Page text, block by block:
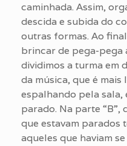
caminhada. Assim,
descida e subida do
outras formas. Ao
brincar de pega-pega
dividimos a turma em
da música, que é
espalhando pela
parado. Na parte “B”,
que estavam parados
aqueles que haviam